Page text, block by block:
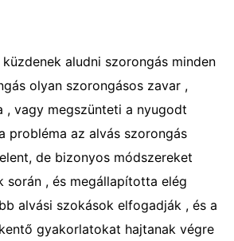
aludni szorongás minden
olyan szorongásos zavar ,
, vagy megszünteti a nyugodt
probléma az alvás szorongás
de bizonyos módszereket
során , és megállapította elég
alvási szokások elfogadják , és a
gyakorlatokat hajtanak végre